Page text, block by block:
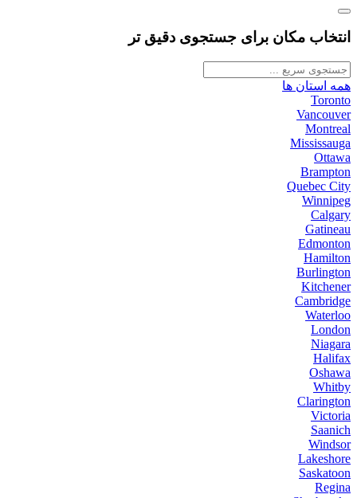
انتخاب مکان برای جستجوی دقیق تر
همه استان ها
Toronto
Vancouver
Montreal
Mississauga
Ottawa
Brampton
Quebec City
Winnipeg
Calgary
Gatineau
Edmonton
Hamilton
Burlington
Kitchener
Cambridge
Waterloo
London
Niagara
Halifax
Oshawa
Whitby
Clarington
Victoria
Saanich
Windsor
Lakeshore
Saskatoon
Regina